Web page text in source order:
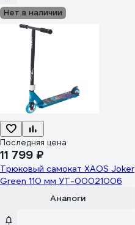
Нет в наличии
Последняя цена
11 799 ₽
Трюковый самокат XAOS Joker
Green 110 мм УТ-00021006
Аналоги